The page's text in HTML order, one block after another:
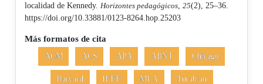
localidad de Kennedy. Horizontes pedagógicos ,25(2), 25–36.
https://doi.org/10.33881/0123-8264.hop.25203
Más formatos de cita
ACM ACS APA ABNT Chicago
Harvard IEEE MLA Turabian